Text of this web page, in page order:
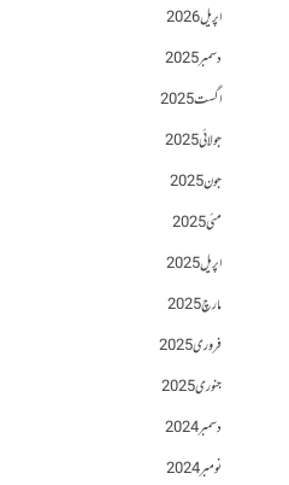
اپریل 2026
دسمبر 2025
اگست 2025
جولائی 2025
جون 2025
مئی 2025
اپریل 2025
مارچ 2025
فروری 2025
جنوری 2025
دسمبر 2024
نومبر 2024